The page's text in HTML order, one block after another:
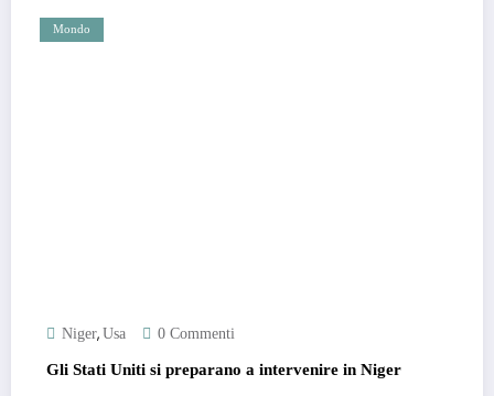
Mondo
Niger, Usa 0 Commenti
Gli Stati Uniti si preparano a intervenire in Niger